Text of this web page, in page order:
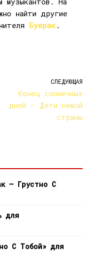
найти другие
Буерак.
СЛЕДУЮЩАЯ
Конец солнечных
дней — Дети немой
страны
— Грустно С
для
С Тобой» для